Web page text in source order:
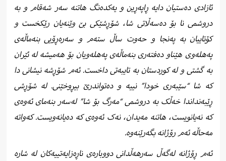
ئازادی دەستیان دایە ڕاپەڕین و یەکدەنگ هاتنە سەر شەقام و بە
دروشمی نا بۆ دەسەڵاتی شا، شۆڕشێکی بێ وێنەیان رێکخست و
کۆتاییان بە پەنجا و حەوت ساڵ ستەم و سەرەڕۆیی بنەماڵەی
پەهلەوی هێناو دەفتەری بنەماڵەی پەهلەویان بۆ هەمیشە لە ئێران
بە گشتی و لە کوردستان بە تایبەتی داخست. ئەم شۆڕشە نیشانی دا
کە شا “سێبەری خودا” نییە و دەتواندرێ بیڕوخێنی. لە شۆڕشی
ڕێبەنداندا خەڵک بە دروشمی “مەرگ بۆ شا” لەسەر بنەمای ئەوەی
کە نەیانویست، هاتنە مەیدان، نەک ئەوەی کە دەیانەویست. کەواتە
مەحاڵە ئەم رۆژانە بگەرێنەوە.
ئەم ڕۆژانە لەگەڵ سەرهەڵدانی دووبارەی ناڕەزایەتییەکان لە شارە